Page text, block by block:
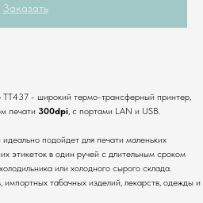
Заказать
- широкий термо-трансферный принтер,
печати 300dpi, с портами LAN и USB.
подойдет для печати маленьких
этикеток в один ручей с длительным сроком
или холодного сырого склада.
импортных табачных изделий, лекарств, одежды и